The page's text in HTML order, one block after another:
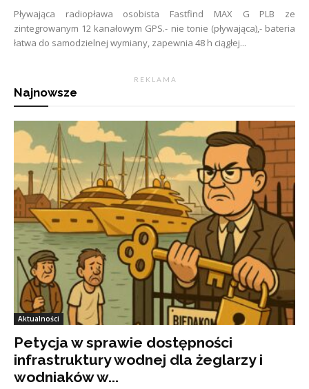
Pływająca radiopława osobista Fastfind MAX G PLB ze
zintegrowanym 12 kanałowym GPS.- nie tonie (pływająca),- bateria
łatwa do samodzielnej wymiany, zapewnia 48 h ciągłej...
R E K L A M A
Najnowsze
Aktualności
Petycja w sprawie dostępności
infrastruktury wodnej dla żeglarzy i
wodniaków w...